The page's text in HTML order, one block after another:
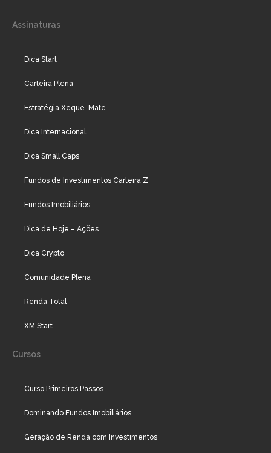
Assinaturas
Dica Start
Carteira Plena
Estratégia Xeque-Mate
Dica Internacional
Dica Small Caps
Fundos de Investimentos Carteira Z
Fundos Imobiliários
Dica de Hoje – Ações
Dica Crypto
Comunidade Plena
Renda Total
XM Start
Cursos
Curso Primeiros Passos
Dominando Fundos Imobiliários
Geração de Renda com Investimentos